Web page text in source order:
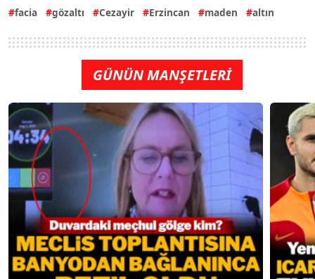
facia gözaltı Cezayir Erzincan maden altın
GÜNÜN MANŞETLERİ